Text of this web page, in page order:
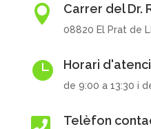
 Carrer del Dr.
08820 El Prat de
 Horari
de 9:00 a 13:30 i
Telèfon